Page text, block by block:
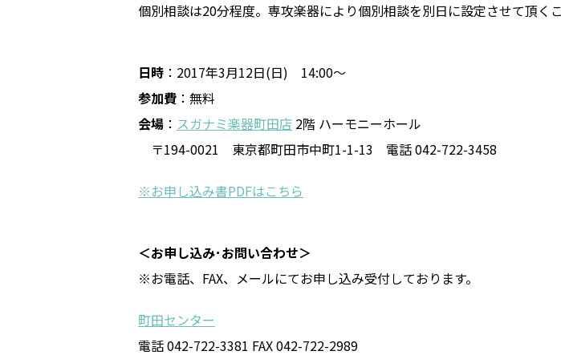
個別相談は20分程度。専攻楽器により個別相談を別日に設定させて頂くこ
日時 ：2017年3月12日(日) 14:00～
参加費 ：無料
会場 ： スガナミ楽器町田店 2階 ハーモニーホール
〒194-0021 東京都町田市中町1-1-13 電話 042-722-3458
※お申し込み書PDFはこちら
＜お申し込み･お問い合わせ＞
※お電話、FAX、メールにてお申し込み受付しております。
町田センター
電話 042-722-3381 FAX 042-722-2989